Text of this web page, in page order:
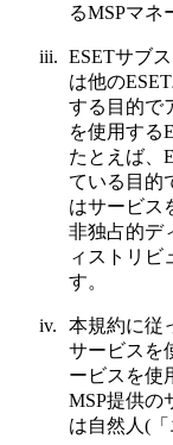
るMSPマネ
iii. ESETサブ
は他の
する目的で
を使用する
たとえば、
ている目的
はサービス
非独占的デ
ィストリビ
す。
iv.
本規約に従
サービスを
ービスを使
MSP提供の
は自然人(「